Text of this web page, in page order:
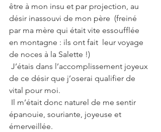
être à mon insu et par projection, au
désir inassouvi de mon père  (freiné
par ma mère qui était vite essoufflée
en montagne : ils ont fait  leur voyage
de noces à la Salette !)
de ce désir que j’oserai qualifier de
vital pour moi.
épanouie, souriante, joyeuse et
émerveillée.